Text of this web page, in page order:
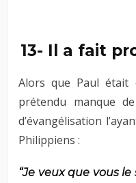
13- Il a fait
Alors que Paul
prétendu manque
d’évangélisation
Philippiens :
“Je veux que vous le